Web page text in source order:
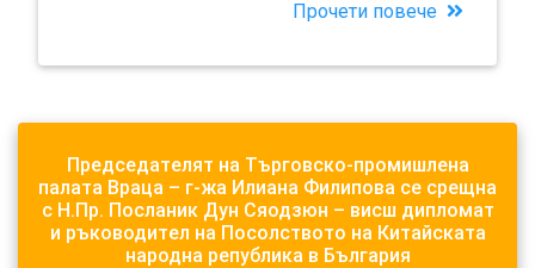
Прочети повече
Председателят на Търговско-промишлена
палата Враца – г-жа Илиана Филипова се срещна
с Н.Пр. Посланик Дун Сяодзюн – висш дипломат
и ръководител на Посолството на Китайската
народна република в България